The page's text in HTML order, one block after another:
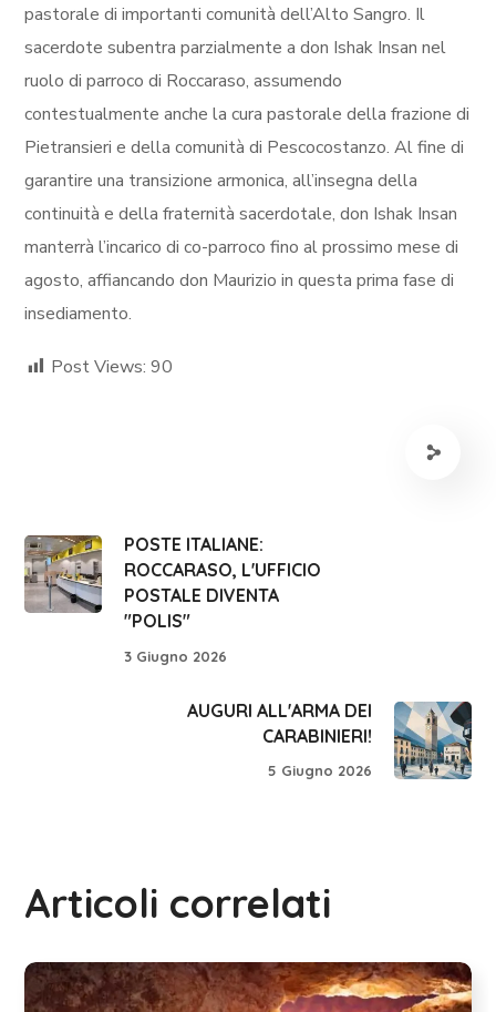
pastorale di importanti comunità dell’Alto Sangro. Il
sacerdote subentra parzialmente a don Ishak Insan nel
ruolo di parroco di Roccaraso, assumendo
contestualmente anche la cura pastorale della frazione di
Pietransieri e della comunità di Pescocostanzo. Al fine di
garantire una transizione armonica, all’insegna della
continuità e della fraternità sacerdotale, don Ishak Insan
manterrà l’incarico di co-parroco fino al prossimo mese di
agosto, affiancando don Maurizio in questa prima fase di
insediamento.
Post Views: 90
POSTE ITALIANE:
ROCCARASO, L'UFFICIO
POSTALE DIVENTA
"POLIS"
3 Giugno 2026
AUGURI ALL'ARMA DEI
CARABINIERI!
5 Giugno 2026
Articoli correlati